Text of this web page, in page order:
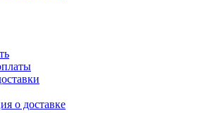
о доставке